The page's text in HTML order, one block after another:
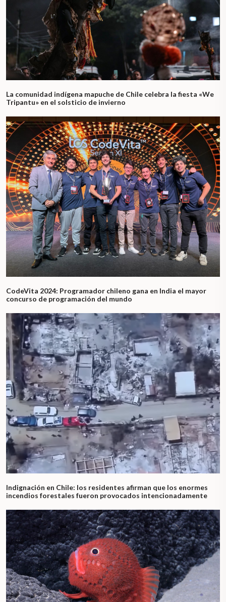
La comunidad indígena mapuche de Chile celebra la fiesta «We
Tripantu» en el solsticio de invierno
CodeVita 2024: Programador chileno gana en India el mayor
concurso de programación del mundo
Indignación en Chile: los residentes afirman que los enormes
incendios forestales fueron provocados intencionadamente